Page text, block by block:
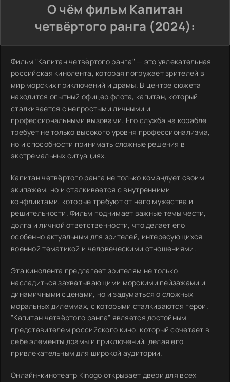
О чём фильм Капитан
четвёртого ранга (2024):
Фильм "Капитан четвёртого ранга" — это увлекательная
российская кинолента, которая погружает зрителей в
мир морских приключений и драмы. В центре сюжета
находится опытный офицер флота, капитан, который
сталкивается с непростыми личными и
профессиональными вызовами. Его служба на корабле
требует не только высокого уровня профессионализма,
но и способности принимать сложные решения в
экстремальных ситуациях.
Капитан четвёртого ранга не только командует своим
экипажем, но и сталкивается с внутренними
конфликтами, которые требуют от него мужества и
решительности. Фильм поднимает важные темы чести,
долга и личной ответственности, что делает его
особенно актуальным для зрителей, интересующихся
военной тематикой и человеческими отношениями.
Эта кинолента предлагает зрителям не только
насладиться захватывающими морскими пейзажами и
динамичными сценами, но и задуматься о сложных
моральных дилеммах, с которыми сталкиваются герои.
"Капитан четвёртого ранга" является достойным
представителем российского кино, который сочетает в
себе элементы драмы и приключений, делая его
привлекательным для широкой аудитории.
Онлайн-кинотеатр Kinogo открывает двери для всех